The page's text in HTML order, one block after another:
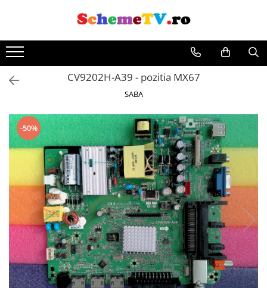
Toate Produsele
Placi de baza
Sursa alimentare
Module TCON
Driver LED
Diverse
CV9202H-A39 - pozitia MX67
SABA
-50%